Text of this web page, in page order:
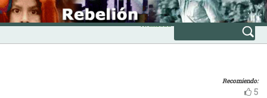
Skip
to
content
INICIO
Avanzada
Recomiendo:
5